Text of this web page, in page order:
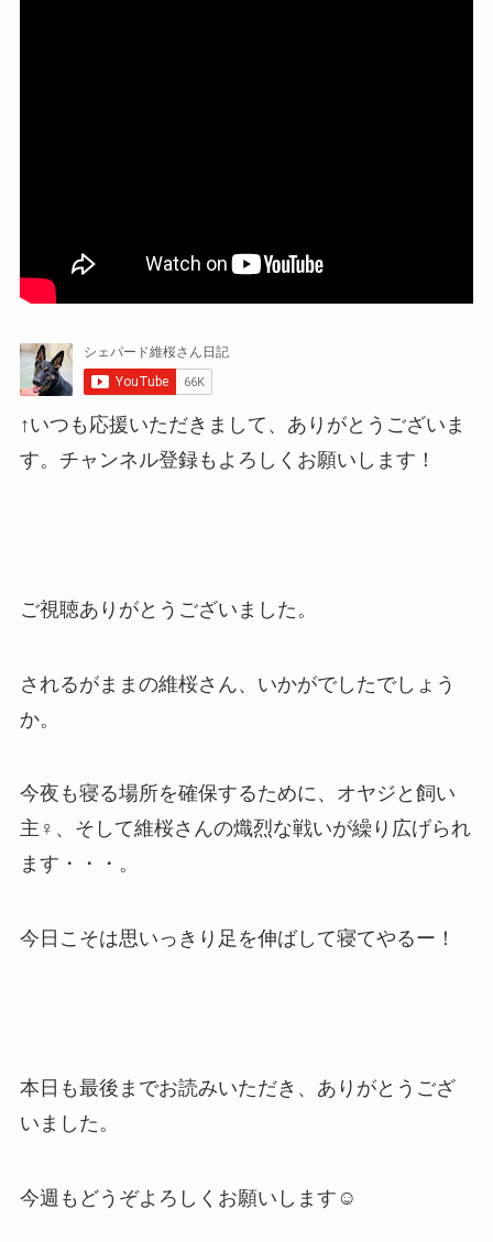
↑いつも応援いただきまして、ありがとうございま
す。チャンネル登録もよろしくお願いします！
ご視聴ありがとうございました。
されるがままの維桜さん、いかがでしたでしょう
か。
今夜も寝る場所を確保するために、オヤジと飼い
主♀、そして維桜さんの熾烈な戦いが繰り広げられ
ます・・・。
今日こそは思いっきり足を伸ばして寝てやるー！
本日も最後までお読みいただき、ありがとうござ
いました。
今週もどうぞよろしくお願いします☺